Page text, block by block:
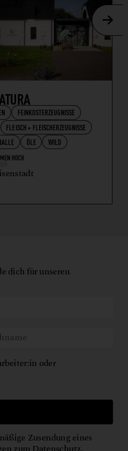
FEINKOSTERZEUGNISSE
FLEISCH + FLEISCHERZEUGNISSE
ÖLE WILD
dich für unseren
oder
Zusendung eines